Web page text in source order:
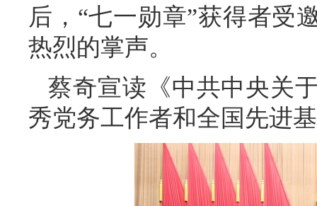
后，“七一勋章”获得者受
热烈的掌声。
蔡奇宣读《中共中央关
秀党务工作者和全国先进